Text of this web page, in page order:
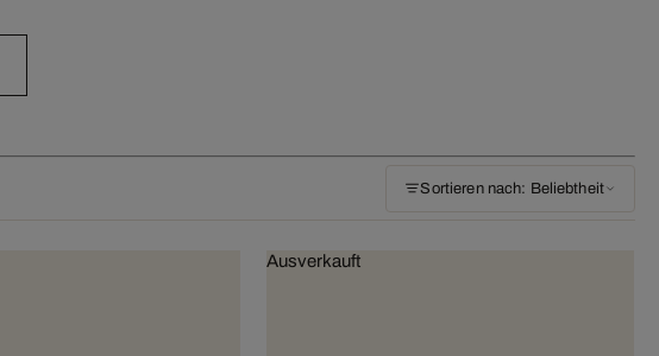
Sortieren nach: Beliebtheit
Ausverkauft